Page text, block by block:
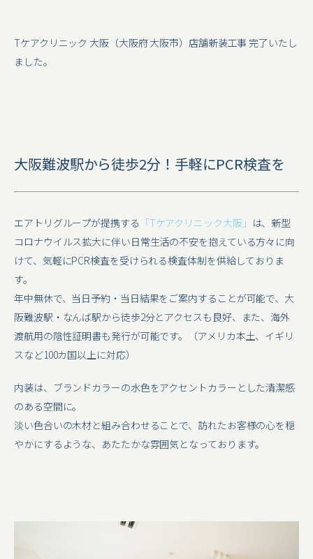
Tケアクリニック 大阪（大阪府 大阪市）店舗新装工事 完了いたし
ました。
大阪難波駅から徒歩2分！手軽にPCR検査を
エアトリグループが提携する 「Tケアクリニック大阪」 は、新型
コロナウイルス拡大に伴い日常生活の不安を抱えている方々に向
けて、気軽にPCR検査を受けられる検査体制を供給しておりま
す。
年中無休で、当日予約・当日結果をご案内することが可能で、大
阪難波駅・なんば駅から徒歩2分とアクセスも良好、また、海外
渡航用の陰性証明書も発行が可能です。（アメリカ本土、イギリ
スなど100カ国以上に対応）
内装は、ブランドカラーの水色をアクセントカラーとした清潔感
のある空間に。
淡い色合いの木材と組み合わせることで、訪れたお客様の心を穏
やかにするような、あたたかな雰囲気となっております。